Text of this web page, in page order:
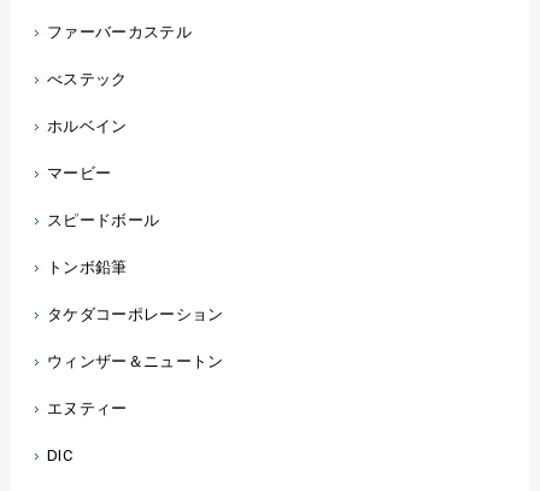
ファーバーカステル
べステック
ホルベイン
マービー
スピードボール
トンボ鉛筆
タケダコーポレーション
ウィンザー＆ニュートン
エヌティー
DIC